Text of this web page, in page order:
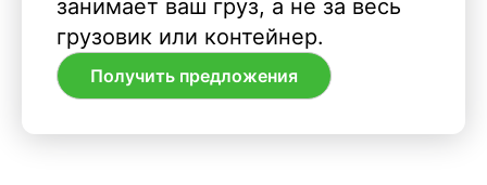
занимает ваш груз, а не за весь
грузовик или контейнер.
Получить предложения